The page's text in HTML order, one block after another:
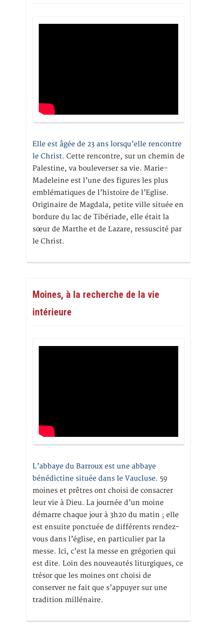
Elle est âgée de 23 ans lorsqu’elle rencontre
le Christ. Cette rencontre, sur un chemin de
Palestine, va bouleverser sa vie. Marie-
Madeleine est l’une des figures les plus
emblématiques de l’histoire de l’Eglise.
Originaire de Magdala, petite ville située en
bordure du lac de Tibériade, elle était la
sœur de Marthe et de Lazare, ressuscité par
le Christ.
Moines, à la recherche de la vie
intérieure
L’abbaye du Barroux est une abbaye
bénédictine située dans le Vaucluse. 59
moines et prêtres ont choisi de consacrer
leur vie à Dieu. La journée d’un moine
démarre chaque jour à 3h20 du matin ; elle
est ensuite ponctuée de différents rendez-
vous dans l’église, en particulier par la
messe. Ici, c’est la messe en grégorien qui
est dite. Loin des nouveautés liturgiques, ce
trésor que les moines ont choisi de
conserver ne fait que s’appuyer sur une
tradition millénaire.